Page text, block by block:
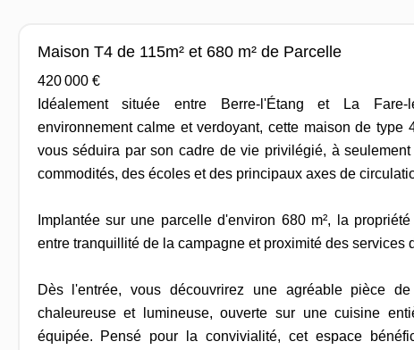
Maison T4 de 115m² et 680 m² de Parcelle
420 000 €
Idéalement située entre Berre-l'Étang et La Fare-
environnement calme et verdoyant, cette maison de type
vous séduira par son cadre de vie privilégié, à
commodités, des écoles et des principaux axes de
Implantée sur une parcelle d'environ 680 m², la
entre tranquillité de la campagne et proximité des services
Dès l'entrée, vous découvrirez une agréable pièce
chaleureuse et lumineuse, ouverte sur une cuisine
équipée. Pensé pour la convivialité, cet espace